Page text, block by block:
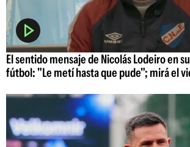
El sentido mensaje de Nicolás Lodeiro en
fútbol: "Le metí hasta que pude"; mirá el